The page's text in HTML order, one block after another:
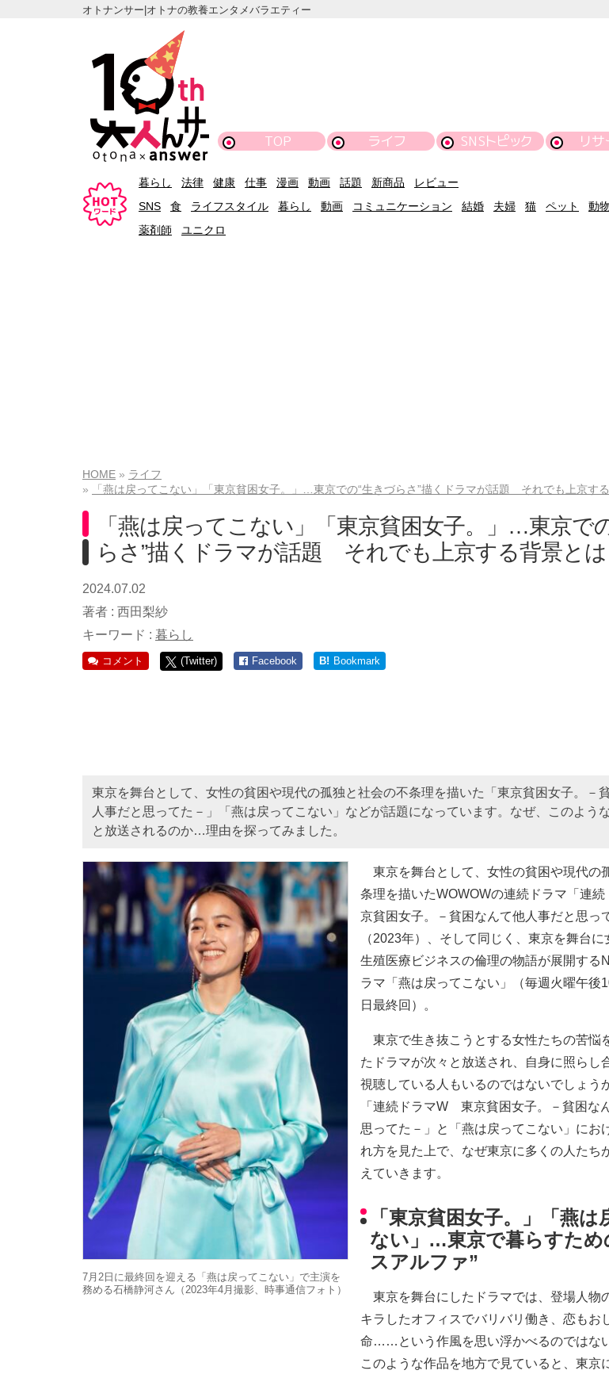
オトナンサー|オトナの教養エンタメバラエティー
TOP ライフ SNSトピック リサ
暮らし 法律 健康 仕事 漫画 動画 話題 新商品
レビュー
SNS
食 ライフスタイル 暮らし 動画 コミュニケーション 結婚 夫婦 猫 ペット 動物
薬剤師
ユニクロ
HOME
ライフ
「燕は戻ってこない」「東京貧困女子。」…東京での“生きづらさ”描くドラマが話題 それでも上京す
「燕は戻ってこない」「東京貧困女子。」…東京で
らさ”描くドラマが話題 それでも上京する背景とは
2024.07.02
著者 : 西田梨紗
キーワード : 暮らし
コメント (Twitter) Facebook B! Bookmark
東京を舞台として、女性の貧困や現代の孤独と社会の不条理を描いた「東京貧困女子。－
人事だと思ってた－」「燕は戻ってこない」などが話題になっています。なぜ、このよう
と放送されるのか…理由を探ってみました。
7月2日に最終回を迎える「燕は戻ってこない」で主演を
務める石橋静河さん（2023年4月撮影、時事通信フォト）
東京を舞台として、女性の貧困や現代の
条理を描いたWOWOWの連続ドラマ「連
京貧困女子。－貧困なんて他人事だと思っ
（2023年）、そして同じく、東京を舞台に
生殖医療ビジネスの倫理の物語が展開する
ラマ「燕は戻ってこない」（毎週火曜午後
日最終回）。
東京で生き抜こうとする女性たちの苦悩
たドラマが次々と放送され、自身に照らし
視聴している人もいるのではないでしょう
「連続ドラマW 東京貧困女子。－貧困な
思ってた－」と「燕は戻ってこない」にお
れ方を見た上で、なぜ東京に多くの人たち
えていきます。
「東京貧困女子。」「燕は
ない」…東京で暮らすため
スアルファ”
東京を舞台にしたドラマでは、登場人物
キラしたオフィスでバリバリ働き、恋もお
命……という作風を思い浮かべるのではな
このような作品を地方で見ていると、東京